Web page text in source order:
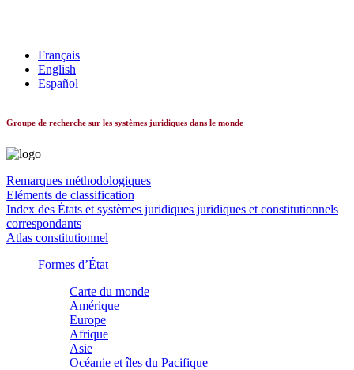
Français
English
Español
Groupe de recherche sur les systèmes juridiques dans le monde
Remarques méthodologiques
Eléments de classification
Index des États et systèmes juridiques juridiques et constitutionnels
correspondants
Atlas constitutionnel
Formes d’État
Carte du monde
Amérique
Europe
Afrique
Asie
Océanie et îles du Pacifique